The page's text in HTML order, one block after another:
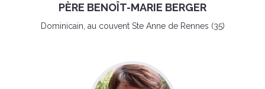
PÈRE BENOÎT-MARIE BERGER
Dominicain, au couvent Ste Anne de Rennes (35)